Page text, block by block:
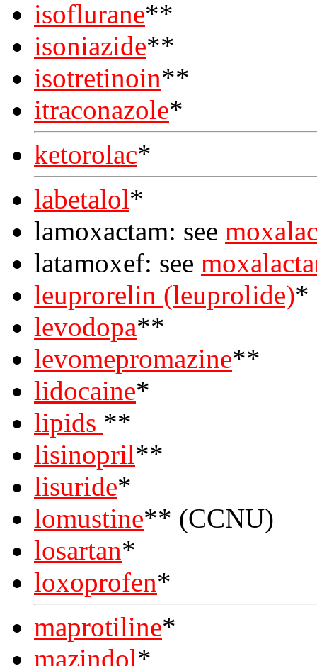
isoflurane**
isoniazide**
isotretinoin**
itraconazole*
ketorolac*
labetalol*
lamoxactam: see
latamoxef: see
leuprorelin (leuprolide)*
levodopa**
levomepromazine**
lidocaine*
lipids **
lisinopril**
lisuride*
lomustine** (CCNU)
losartan*
loxoprofen*
maprotiline*
mazindol*